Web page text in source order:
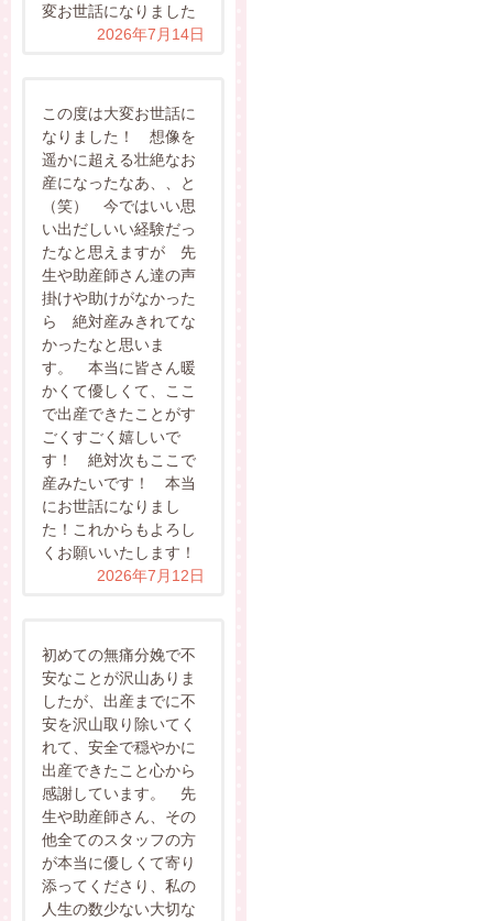
変お世話になりました
2026年7月14日
この度は大変お世話に
なりました！ 想像を
遥かに超える壮絶なお
産になったなあ、、と
（笑） 今ではいい思
い出だしいい経験だっ
たなと思えますが 先
生や助産師さん達の声
掛けや助けがなかった
ら 絶対産みきれてな
かったなと思いま
す。 本当に皆さん暖
かくて優しくて、ここ
で出産できたことがす
ごくすごく嬉しいで
す！ 絶対次もここで
産みたいです！ 本当
にお世話になりまし
た！これからもよろし
くお願いいたします！
2026年7月12日
初めての無痛分娩で不
安なことが沢山ありま
したが、出産までに不
安を沢山取り除いてく
れて、安全で穏やかに
出産できたこと心から
感謝しています。 先
生や助産師さん、その
他全てのスタッフの方
が本当に優しくて寄り
添ってくださり、私の
人生の数少ない大切な